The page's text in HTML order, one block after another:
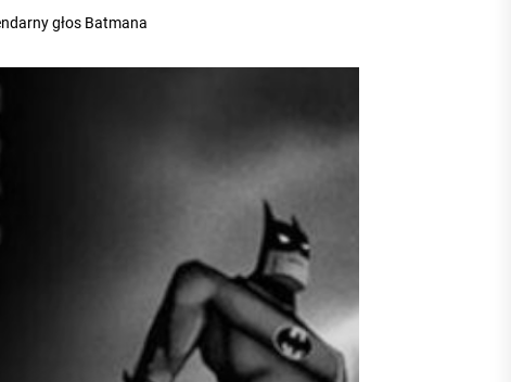
głos Batmana